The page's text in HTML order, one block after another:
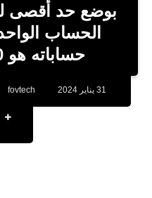
بوضع حد أقصى
الحساب
حساباته هو 150 ألف جنيه.
fovtech